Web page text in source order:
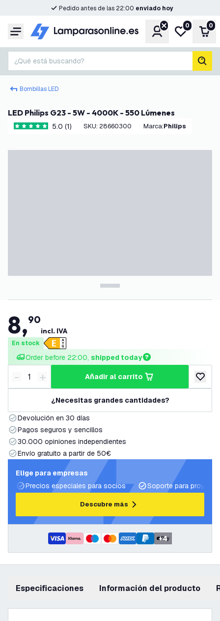
Pedido antes de las 22:00 enviado hoy
Menú CuentaMi lista de
0 0
¿Qué está buscando?
Bombillas LED
LED Philips G23 - 5W - 4000K - 550 Lúmenes
5 estrellas de puntuación
5.0 (1) SKU: 28660300 Marca: Philips
8,90
incl. IVA
En stock
Order before 22:00, shipped today
Disminuir cantidad
- Aumentar cantidad
+ añadir al carrito
añadir
¿Necesitas grandes cantidades?
Devolución en 30 días
Pagos seguros y sencillos
30.000 opiniones independientes
Envío gratuito a partir de 50€
Elige para empresas
Precios especiales para socios
Soporte para
Descubre más
+4
Especificaciones información del producto